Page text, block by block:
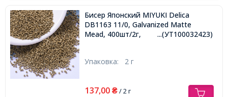
Бисер Японский MIYUKI Delica
DB1163 11/0, Galvanized Matte
Mead, 400шт/2г,
...(УТ100032423)
Упаковка: 2 г
137,00 ₴/ 2 г